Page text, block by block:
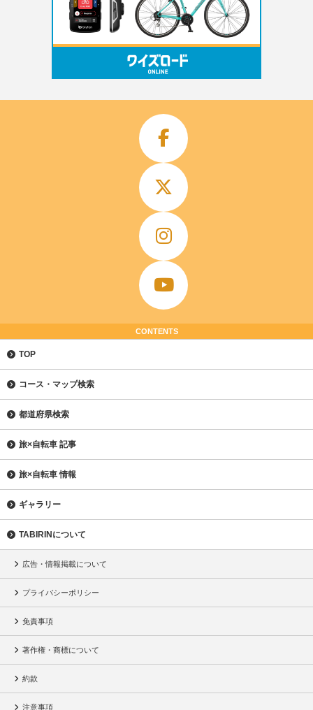
CONTENTS
TOP
コース・マップ検索
都道府県検索
旅×自転車 記事
旅×自転車 情報
ギャラリー
TABIRINについて
広告・情報掲載について
プライバシーポリシー
免責事項
著作権・商標について
約款
注意事項